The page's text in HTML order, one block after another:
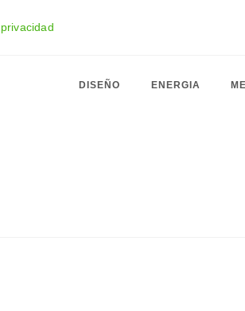
privacidad
DISEÑO ENERGIA